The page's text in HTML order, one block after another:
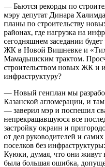
— Бьются рекорды по
мэру депутат Динара
планы по строительству
районах, где нагрузка на
сегодняшнем заседании будет
ЖК в Новой Вишневке и
Мамадышским трактом.
строительством новых ЖК и
инфраструктуру?
— Новый генплан мы
Казанской агломерации, и
— заверил мэр и поспешил
непрекращавшуюся все
застройку окраин и
от дел руководителей и
поселков без
Куюки, думая, что они
была большая ошибка,